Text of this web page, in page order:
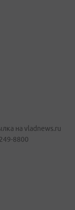
на vladnews.ru
8800